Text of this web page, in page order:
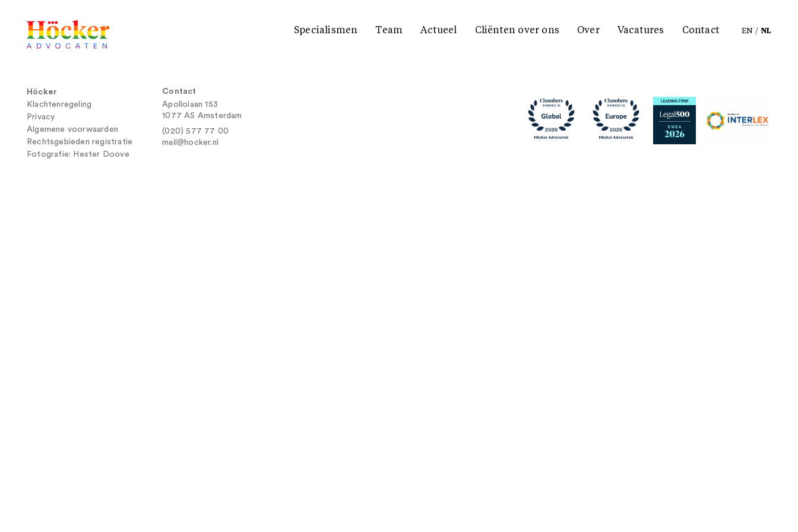
Specialismen Team Actueel Cliënten over ons Over Vacatures Contact EN / NL
Höcker
Klachtenregeling
Privacy
Algemene voorwaarden
Rechtsgebieden registratie
Fotografie: Hester Doove
Contact
Apollolaan 153
1077 AS Amsterdam
(020) 577 77 00
mail@hocker.nl